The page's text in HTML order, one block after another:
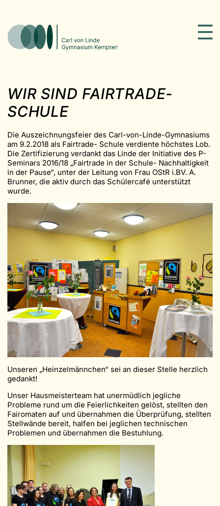
WIR SIND FAIRTRADE-
SCHULE
Die Auszeichnungsfeier des Carl-von-Linde-Gymnasiums
am 9.2.2018 als Fairtrade- Schule verdiente höchstes Lob.
Die Zertifizierung verdankt das Linde der Initiative des P-
Seminars 2016/18 „Fairtrade in der Schule- Nachhaltigkeit
in der Pause“, unter der Leitung von Frau OStR i.BV. A.
Brunner, die aktiv durch das Schülercafé unterstützt
wurde.
Unseren „Heinzelmännchen“ sei an dieser Stelle herzlich
gedankt!
Unser Hausmeisterteam hat unermüdlich jegliche
Probleme rund um die Feierlichkeiten gelöst, stellten den
Fairomaten auf und übernahmen die Überprüfung, stellten
Stellwände bereit, halfen bei jeglichen technischen
Problemen und übernahmen die Bestuhlung.